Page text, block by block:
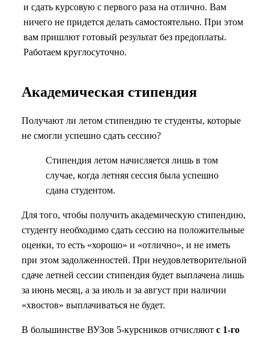
и сдать курсовую с первого раза на отлично. Вам
ничего не придется делать самостоятельно. При этом
вам пришлют готовый результат без предоплаты.
Работаем круглосуточно.
Академическая стипендия
Получают ли летом стипендию те студенты, которые
не смогли успешно сдать сессию?
Стипендия летом начисляется лишь в том
случае, когда летняя сессия была успешно
сдана студентом.
Для того, чтобы получить академическую стипендию,
студенту необходимо сдать сессию на положительные
оценки, то есть «хорошо» и «отлично», и не иметь
при этом задолженностей. При неудовлетворительной
сдаче летней сессии стипендия будет выплачена лишь
за июнь месяц, а за июль и за август при наличии
«хвостов» выплачиваться не будет.
В большинстве ВУЗов 5-курсников отчисляют с 1-го